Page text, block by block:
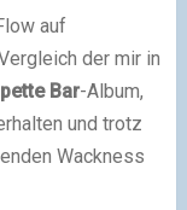
auf
der mir in
Bar-Album,
und trotz
Wackness